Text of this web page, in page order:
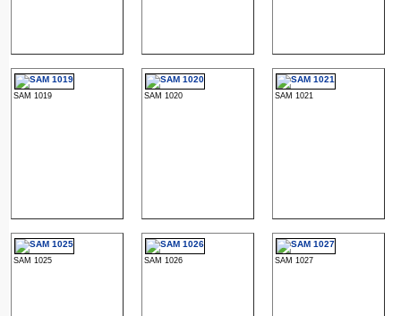
SAM 1019 SAM 1020 SAM 1021
SAM 1025 SAM 1026 SAM 1027